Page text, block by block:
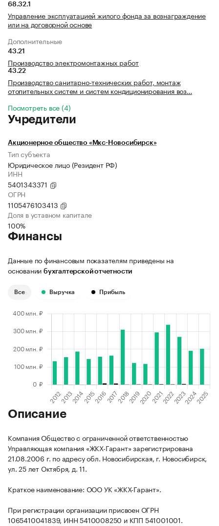
68.32.1
Управление эксплуатацией жилого фонда за вознаграждение
или на договорной основе
Дополнительные
43.21
Производство электромонтажных работ
43.22
Производство санитарно-технических работ, монтаж
отопительных систем и систем кондиционирования воз…
Посмотреть все (4)
Учредители
Акционерное общество «Мкс-Новосибирск»
Тип субъекта
Юридическое лицо (Резидент РФ)
ИНН
5401343371
ОГРН
1105476103413
Доля в уставном капитале
100%
Финансы
Данные по финансовым показателям приведены на
основании бухгалтерской отчетности
Все Выручка Прибыль
Описание
Компания Общество с ограниченной ответственностью
Управляющая компания «ЖКХ-Гарант» зарегистрирована
21.08.2006 г. по адресу обл. Новосибирская, г. Новосибирск,
ул. 25 лет Октября, д. 11.
Краткое наименование: ООО УК «ЖКХ-Гарант».
При регистрации организации присвоен ОГРН
1065410041839, ИНН 5410008250 и КПП 541001001.